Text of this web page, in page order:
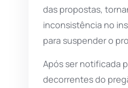
das propostas,
inconsistência no
para suspender o
Após ser notificada
decorrentes do